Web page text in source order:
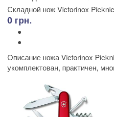
Складной нож Victorinox
0 грн.
Описание ножа Victorinox
укомплектован, практичен,